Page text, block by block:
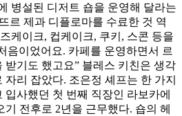
병설된 디저트 숍을 운영해 달라는
르 제과 디플로마를 수료한 것 역
케이크, 컵케이크, 쿠키, 스콘 등을
음이었어요. 카페를 운영하면서 르
기도 했고요” 블레스 키친은 생각
리 잡았다. 조은정 셰프는 한 가지
사했던 첫 번째 직장인 라보카에
전후로 2년을 근무했다. 숍의 헤